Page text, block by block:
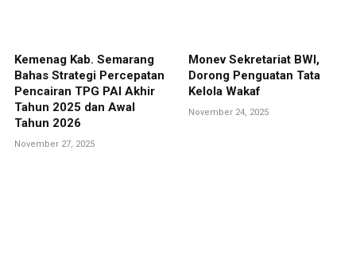
Kemenag Kab. Semarang
Bahas Strategi Percepatan
Pencairan TPG PAI Akhir
Tahun 2025 dan Awal
Tahun 2026
November 27, 2025
Monev Sekretariat BWI,
Dorong Penguatan Tata
Kelola Wakaf
November 24, 2025